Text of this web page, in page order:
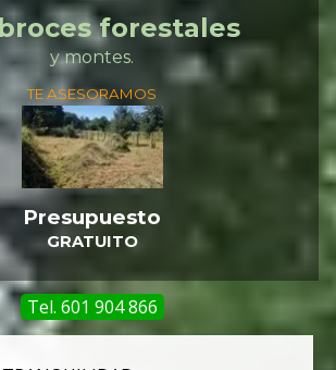
forestales
y montes.
TE ASESORAMOS
Presupuesto
GRATUITO
Tel. 601 904 866